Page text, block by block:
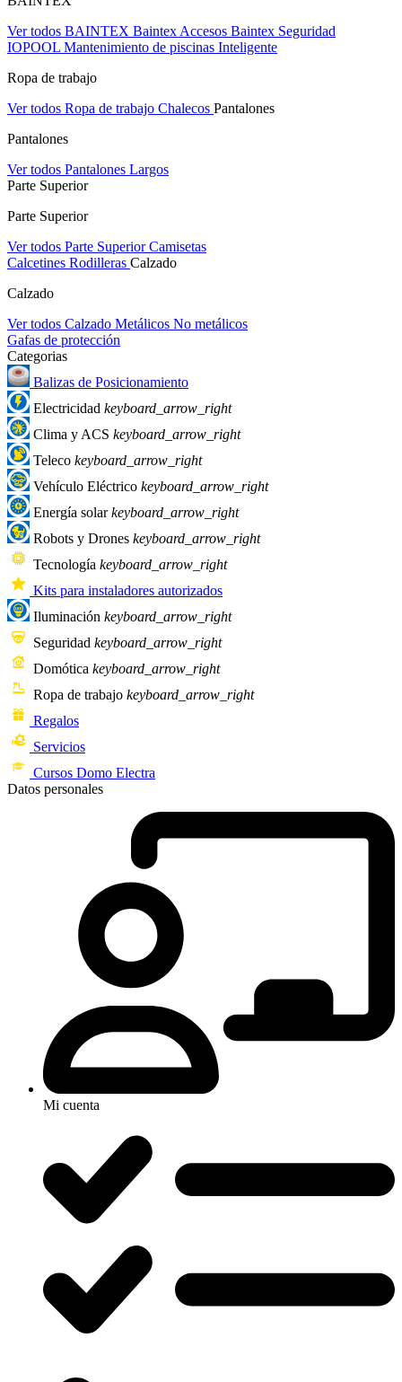
Ver todos BAINTEX Baintex Accesos Baintex Seguridad
IOPOOL Mantenimiento de piscinas Inteligente
Ropa de trabajo
Ver todos Ropa de trabajo Chalecos Pantalones
Pantalones
Ver todos Pantalones Largos
Parte Superior
Parte Superior
Ver todos Parte SuperiorCamisetas
Calcetines Rodilleras Calzado
Calzado
Ver todos Calzado Metálicos No metálicos
Gafas de protección
Categorias
Balizas de Posicionamiento
Electricidad keyboard_arrow_right
Clima y ACS keyboard_arrow_right
Teleco keyboard_arrow_right
Vehículo Eléctrico keyboard_arrow_right
Energía solarkeyboard_arrow_right
Robots y Drones keyboard_arrow_right
Tecnología keyboard_arrow_right
Kits para instaladores autorizados
Iluminación keyboard_arrow_right
Seguridad keyboard_arrow_right
Domótica keyboard_arrow_right
Ropa de trabajo keyboard_arrow_right
Regalos
Servicios
Cursos Domo Electra
Datos personales
Mi cuenta